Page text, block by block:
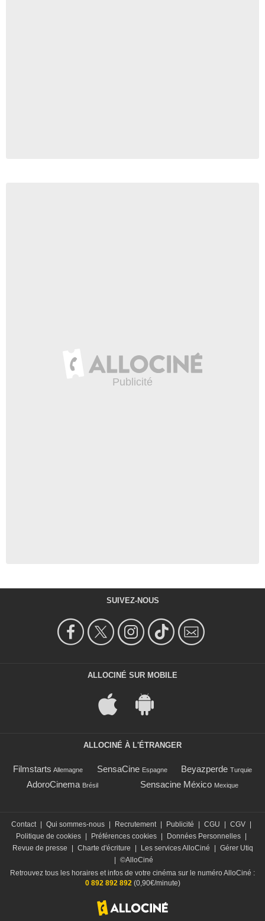
SUIVEZ-NOUS
ALLOCINÉ SUR MOBILE
ALLOCINÉ À L'ÉTRANGER
Filmstarts Allemagne SensaCine Espagne Beyazperde Turquie
AdoroCinema Brésil Sensacine México Mexique
Contact Qui sommes-nous Recrutement Publicité CGU CGV
Politique de cookies
Préférences cookies Données Personnelles
Revue de presse
Charte d'écriture Les services AlloCiné
Gérer Utiq
©AlloCiné
Retrouvez tous les horaires et infos de votre cinéma sur le numéro AlloCiné :
0 892 892 892(0,90€/minute)